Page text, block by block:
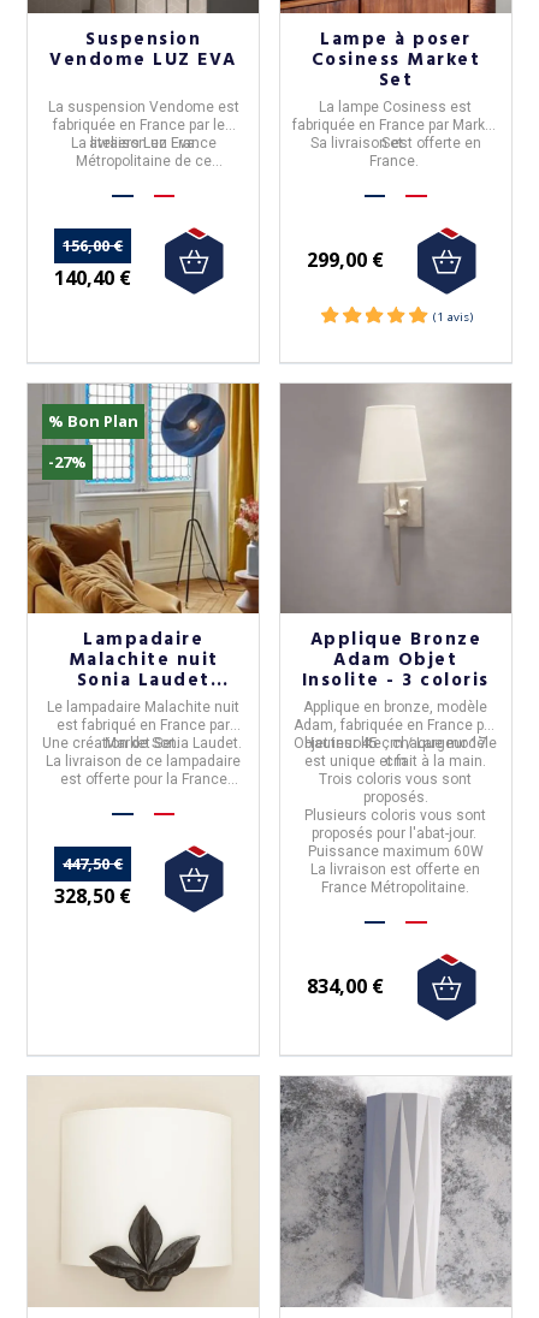
Suspension
Vendome LUZ EVA
La suspension Vendome est
fabriquée en France par les
ateliersLuz Eva.
La livraison en France
Métropolitaine de ce
156,00 €
140,40 €
Lampe à poser
Cosiness Market
Set
La lampe Cosiness est
fabriquée en France par Market
Set.
Sa livraison est offerteen
France.
299,00 €
% Bon Plan
-27%
Lampadaire
Malachite nuit
Sonia Laudet
Market Set
Le lampadaire Malachite nuit
est fabriqué en France par
Market Set.
Une création deSonia Laudet.
La livraison de ce lampadaire
est offerte pour la France
447,50 €
328,50 €
Applique Bronze
Adam Objet
Insolite - 3 coloris
Applique en bronze, modèle
Adam, fabriquée en France par
Objet insolite , chaque modèle
est unique et fait à la main.
Hauteur 45 cm / Largeur 17
cm
Trois coloris vous sont
proposés.
Plusieurs coloris vous sont
proposés pour l'abat-jour.
Puissance maximum 60W
La livraison est offerte en
France Métropolitaine.
834,00 €